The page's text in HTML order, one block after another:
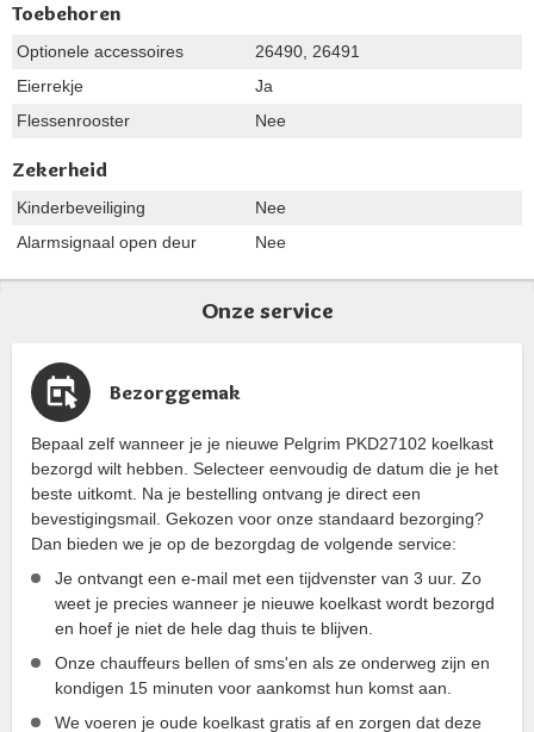
Toebehoren
Optionele accessoires
26490, 26491
Eierrekje
Ja
Flessenrooster
Nee
Zekerheid
Kinderbeveiliging
Nee
Alarmsignaal open deur
Nee
Onze service
Bezorggemak
Bepaal zelf wanneer je je nieuwe Pelgrim PKD27102 koelkast
bezorgd wilt hebben. Selecteer eenvoudig de datum die je het
beste uitkomt. Na je bestelling ontvang je direct een
bevestigingsmail. Gekozen voor onze standaard bezorging?
Dan bieden we je op de bezorgdag de volgende service:
Je ontvangt een e-mail met een tijdvenster van 3 uur. Zo
weet je precies wanneer je nieuwe koelkast wordt bezorgd
en hoef je niet de hele dag thuis te blijven.
Onze chauffeurs bellen of sms'en als ze onderweg zijn en
kondigen 15 minuten voor aankomst hun komst aan.
We voeren je oude koelkast gratis af en zorgen dat deze